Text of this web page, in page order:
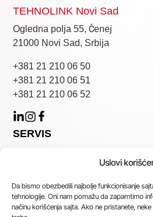
Uslovi
Da bismo obezbedili najbolje funkcionisanje
tehnologije. Oni nam pomažu da zapamtimo
načinu korišćenja sajta. Ako ne pristanete,
TEHNOLINK Novi Sad
Ogledna polja 55, Čenej
21000 Novi Sad, Srbija
+381 21 210 06 50
+381 21 210 06 51
+381 21 210 06 52
SERVIS
+381 60 88 11 004